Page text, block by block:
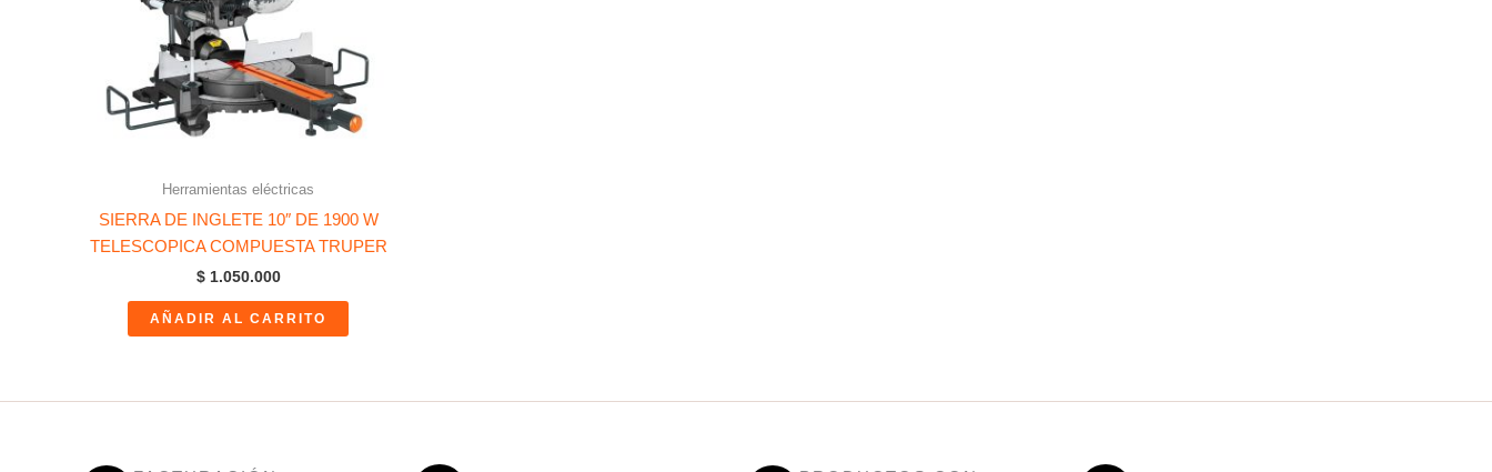
Herramientas eléctricas
SIERRA DE INGLETE 10″ DE 1900 W
TELESCOPICA COMPUESTA TRUPER
$1.050.000
AÑADIR AL CARRITO